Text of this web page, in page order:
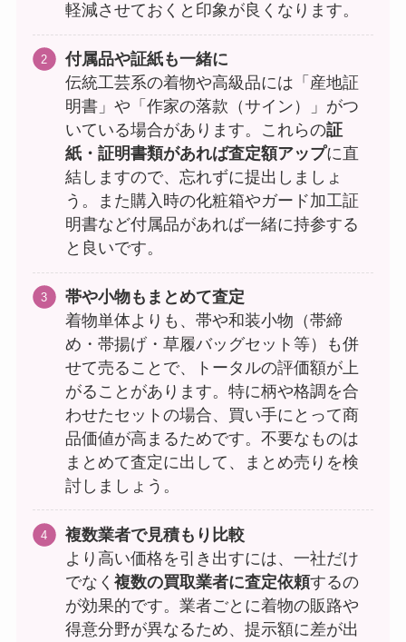
軽減させておくと印象が良くなります。
付属品や証紙も一緒に
伝統工芸系の着物や高級品には「産地証
明書」や「作家の落款（サイン）」がつ
いている場合があります。これらの証
紙・証明書類があれば査定額アップに直
結しますので、忘れずに提出しましょ
う。また購入時の化粧箱やガード加工証
明書など付属品があれば一緒に持参する
と良いです。
帯や小物もまとめて査定
着物単体よりも、帯や和装小物（帯締
め・帯揚げ・草履バッグセット等）も併
せて売ることで、トータルの評価額が上
がることがあります。特に柄や格調を合
わせたセットの場合、買い手にとって商
品価値が高まるためです。不要なものは
まとめて査定に出して、まとめ売りを検
討しましょう。
複数業者で見積もり比較
より高い価格を引き出すには、一社だけ
でなく 複数の買取業者に査定依頼するの
が効果的です。業者ごとに着物の販路や
得意分野が異なるため、提示額に差が出